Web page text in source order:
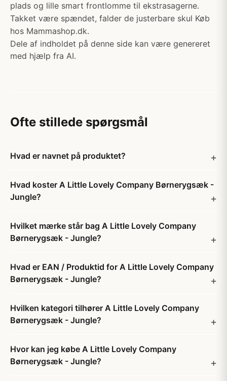
plads og lille smart frontlomme til ekstrasagerne.
Takket være spændet, falder de justerbare skul Køb
hos Mammashop.dk.
Dele af indholdet på denne side kan være genereret
med hjælp fra AI.
Ofte stillede spørgsmål
Hvad er navnet på produktet?
Hvad koster A Little Lovely Company Børnerygsæk -
Jungle?
Hvilket mærke står bag A Little Lovely Company
Børnerygsæk - Jungle?
Hvad er EAN / Produktid for A Little Lovely Company
Børnerygsæk - Jungle?
Hvilken kategori tilhører A Little Lovely Company
Børnerygsæk - Jungle?
Hvor kan jeg købe A Little Lovely Company
Børnerygsæk - Jungle?